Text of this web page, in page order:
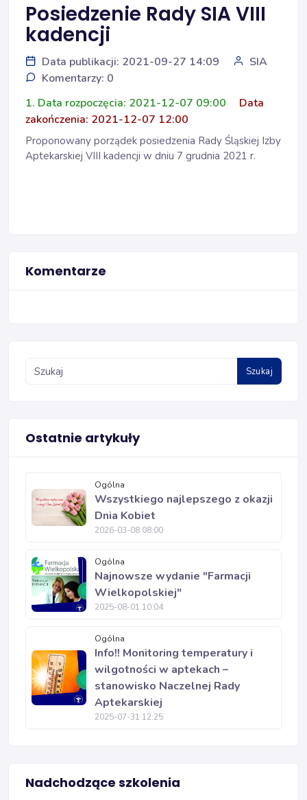
Posiedzenie Rady SIA VIII
kadencji
Data publikacji: 2021-09-27 14:09
SIA
Komentarzy: 0
1. Data rozpoczęcia: 2021-12-07 09:00
Data
zakończenia: 2021-12-07 12:00
Proponowany porządek posiedzenia Rady Śląskiej Izby
Aptekarskiej VIII kadencji w dniu 7 grudnia 2021 r.
Komentarze
Szukaj
Ostatnie artykuły
Ogólna
Wszystkiego najlepszego z okazji
Dnia Kobiet
2026-03-08 08:00
Ogólna
Najnowsze wydanie "Farmacji
Wielkopolskiej"
2025-08-01 10:04
Ogólna
Info!! Monitoring temperatury i
wilgotności w aptekach –
stanowisko Naczelnej Rady
Aptekarskiej
2025-07-31 12:25
Nadchodzące szkolenia